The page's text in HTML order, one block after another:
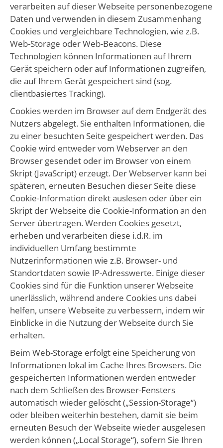
verarbeiten auf dieser Webseite personenbezogene
Daten und verwenden in diesem Zusammenhang
Cookies und vergleichbare Technologien, wie z.B.
Web-Storage oder Web-Beacons. Diese
Technologien können Informationen auf Ihrem
Gerät speichern oder auf Informationen zugreifen,
die auf Ihrem Gerät gespeichert sind (sog.
clientbasiertes Tracking).
Cookies werden im Browser auf dem Endgerät des
Nutzers abgelegt. Sie enthalten Informationen, die
zu einer besuchten Seite gespeichert werden. Das
Cookie wird entweder vom Webserver an den
Browser gesendet oder im Browser von einem
Skript (JavaScript) erzeugt. Der Webserver kann bei
späteren, erneuten Besuchen dieser Seite diese
Cookie-Information direkt auslesen oder über ein
Skript der Webseite die Cookie-Information an den
Server übertragen. Werden Cookies gesetzt,
erheben und verarbeiten diese i.d.R. im
individuellen Umfang bestimmte
Nutzerinformationen wie z.B. Browser- und
Standortdaten sowie IP-Adresswerte. Einige dieser
Cookies sind für die Funktion unserer Webseite
unerlässlich, während andere Cookies uns dabei
helfen, unsere Webseite zu verbessern, indem wir
Einblicke in die Nutzung der Webseite durch Sie
erhalten.
Beim Web-Storage erfolgt eine Speicherung von
Informationen lokal im Cache Ihres Browsers. Die
gespeicherten Informationen werden entweder
nach dem Schließen des Browser-Fensters
automatisch wieder gelöscht („Session-Storage“)
oder bleiben weiterhin bestehen, damit sie beim
erneuten Besuch der Webseite wieder ausgelesen
werden können („Local Storage“), sofern Sie Ihren